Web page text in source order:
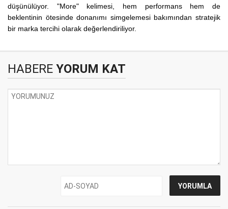
düşünülüyor. "More" kelimesi, hem performans hem de
beklentinin ötesinde donanımı simgelemesi bakımından stratejik
bir marka tercihi olarak değerlendiriliyor.
HABERE YORUM KAT